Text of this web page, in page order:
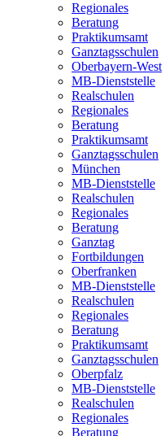
Regionales
Beratung
Praktikumsamt
Ganztagsschulen
Oberbayern-West
MB-Dienststelle
Realschulen
Regionales
Beratung
Praktikumsamt
Ganztagsschulen
München
MB-Dienststelle
Realschulen
Regionales
Beratung
Ganztag
Fortbildungen
Oberfranken
MB-Dienststelle
Realschulen
Regionales
Beratung
Praktikumsamt
Ganztagsschulen
Oberpfalz
MB-Dienststelle
Realschulen
Regionales
Beratung